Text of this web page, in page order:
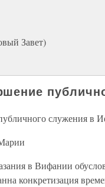
Завет)
служения в
в Вифании
конкретизация